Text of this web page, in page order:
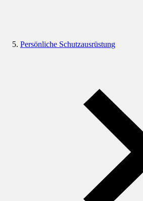
Persönliche Schutzausrüstung